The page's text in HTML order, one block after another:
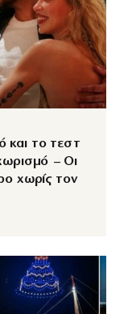
το τεστ
– Οι
χωρίς τον